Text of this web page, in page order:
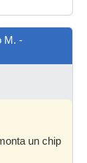
M. -
un chip